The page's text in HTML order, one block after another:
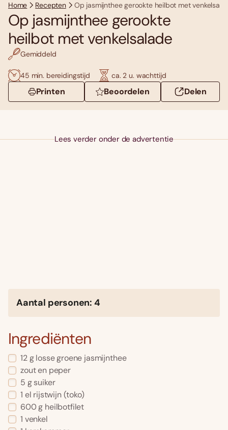
Home Recepten Op jasmijnthee gerookte heilbot met
Op jasmijnthee gerookte
heilbot met venkelsalade
Gemiddeld
45 min. bereidingstijd ca. 2 u. wachttijd
Printen Beoordelen Delen
Lees verder onder de advertentie
Aantal personen: 4
Ingrediënten
12 g losse groene jasmijnthee
zout en peper
5 g suiker
1 el rijstwijn (toko)
600 g heilbotfilet
1 venkel